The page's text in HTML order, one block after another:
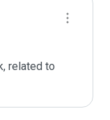
related to